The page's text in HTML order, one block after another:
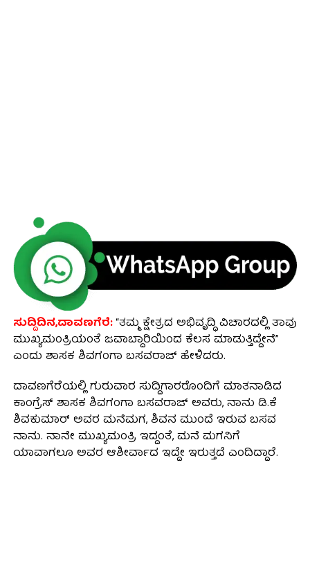
ಸುದ್ದಿದಿನ,ದಾವಣಗೆರೆ:“ತಮ್ಮ ಕ್ಷೇತ್ರದ ಅಭಿವೃದ್ಧಿ ವಿಚಾರದಲ್ಲಿ ತಾವು
ಮುಖ್ಯಮಂತ್ರಿಯಂತೆ ಜವಾಬ್ದಾರಿಯಿಂದ ಕೆಲಸ ಮಾಡುತ್ತಿದ್ದೇನೆ”
ಎಂದು ಶಾಸಕ ಶಿವಗಂಗಾ ಬಸವರಾಜ್ ಹೇಳಿದರು.
ದಾವಣಗೆರೆಯಲ್ಲಿ ಗುರುವಾರ ಸುದ್ದಿಗಾರರೊಂದಿಗೆ ಮಾತನಾಡಿದ
ಕಾಂಗ್ರೆಸ್ ಶಾಸಕ ಶಿವಗಂಗಾ ಬಸವರಾಜ್ ಅವರು, ನಾನು ಡಿ.ಕೆ
ಶಿವಕುಮಾರ್‌ ಅವರ ಮನೆಮಗ, ಶಿವನ ಮುಂದೆ ಇರುವ ಬಸವ
ನಾನು. ನಾನೇ ಮುಖ್ಯಮಂತ್ರಿ ಇದ್ದಂತೆ, ಮನೆ ಮಗನಿಗೆ
ಯಾವಾಗಲೂ ಅವರ ಆಶೀರ್ವಾದ ಇದ್ದೇ ಇರುತ್ತದೆ ಎಂದಿದ್ದಾರೆ.